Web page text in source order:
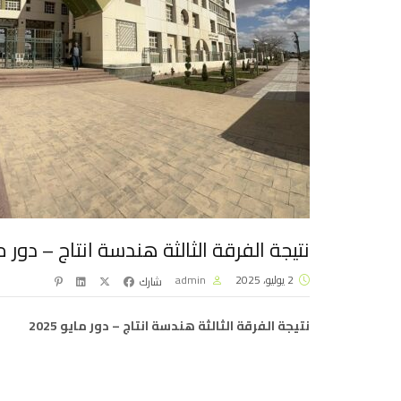
نتيجة الفرقة الثالثة هندسة انتاج – دور
admin شارك
نتيجة الفرقة الثالثة هندسة انتاج – دور مايو 2025